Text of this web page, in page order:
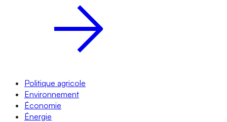
Politique agricole
Environnement
Économie
Énergie